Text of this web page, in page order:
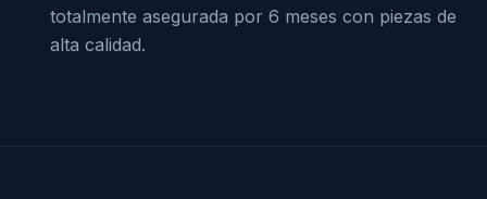
totalmente asegurada por 6 meses con piezas de
alta calidad.